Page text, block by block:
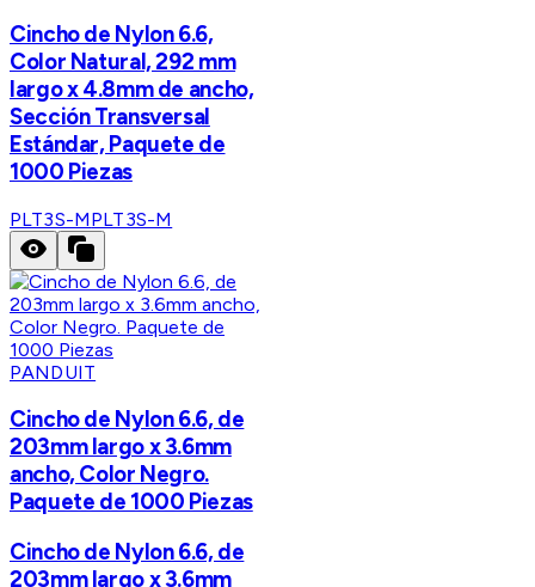
Cincho de Nylon 6.6,
Color Natural, 292 mm
largo x 4.8mm de ancho,
Sección Transversal
Estándar, Paquete de
1000 Piezas
PLT3S-MPLT3S-M
PANDUIT
Cincho de Nylon 6.6, de
203mm largo x 3.6mm
ancho, Color Negro.
Paquete de 1000 Piezas
Cincho de Nylon 6.6, de
203mm largo x 3.6mm